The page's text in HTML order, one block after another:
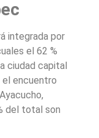
integrada por
el 62 %
ciudad capital
encuentro
del total son